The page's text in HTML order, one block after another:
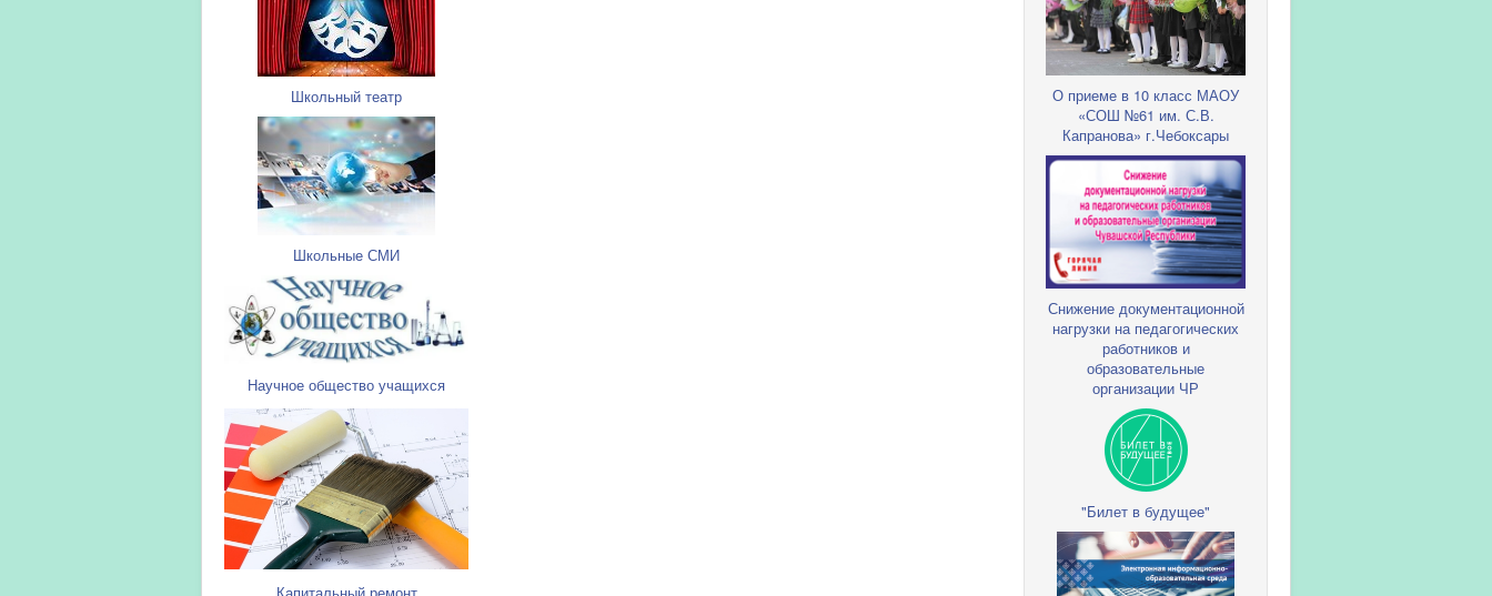
Школьный театр
Школьные СМИ
Научное общество учащихся
О приеме в 10 класс МАОУ
«СОШ №61 им. С.В.
Капранова» г.Чебоксары
Снижение документационной
нагрузки на педагогических
работников и
образовательные
организации ЧР
"Билет в будущее"